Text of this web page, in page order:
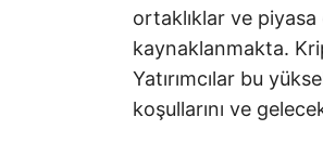
ortaklıklar ve
kaynaklanmakta.
Yatırımcılar bu
koşullarını ve